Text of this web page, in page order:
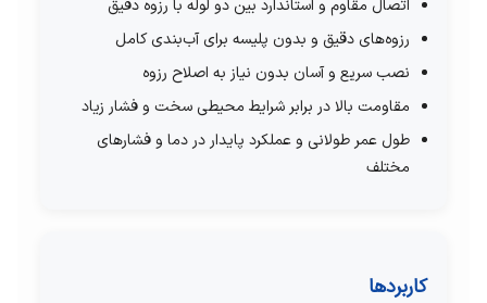
اتصال مقاوم و استاندارد بین دو لوله با رزوه دقیق
رزوه‌های دقیق و بدون پلیسه برای آب‌بندی کامل
نصب سریع و آسان بدون نیاز به اصلاح رزوه
مقاومت بالا در برابر شرایط محیطی سخت و فشار زیاد
طول عمر طولانی و عملکرد پایدار در دما و فشارهای
مختلف
کاربردها